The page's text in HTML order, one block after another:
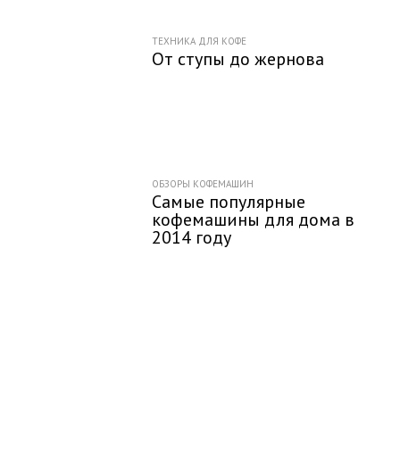
ТЕХНИКА ДЛЯ КОФЕ
От ступы до жернова
ОБЗОРЫ КОФЕМАШИН
Самые популярные
кофемашины для дома в
2014 году